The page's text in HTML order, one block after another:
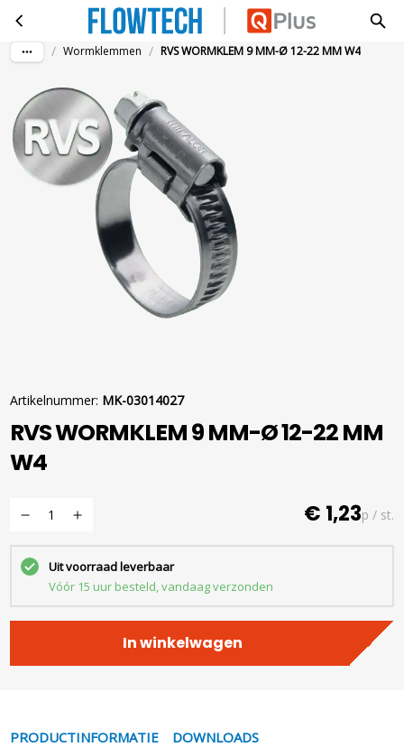
Ga naar hoofdinhoudRVS WORMKLEM 9 MM-Ø 12-22 MM W4
/ Wormklemmen / RVS WORMKLEM 9 MM-Ø 12-22 MM W4
Artikelnummer: MK-03014027
RVS WORMKLEM 9 MM-Ø 12-22 MM
W4
€ 1,23p / st.
Uit voorraad leverbaar
Vóór 15 uur besteld, vandaag verzonden
In winkelwagen
PRODUCTINFORMATIE DOWNLOADS